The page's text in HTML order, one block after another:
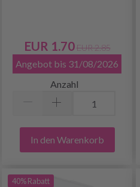
EUR 1.70 EUR 2.85
Angebot bis 31/08/2026
Anzahl
In den Warenkorb
40% Rabatt